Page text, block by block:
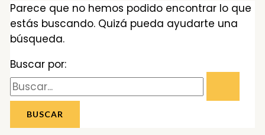
Parece que no hemos podido encontrar lo que
estás buscando. Quizá pueda ayudarte una
búsqueda.
Buscar por: